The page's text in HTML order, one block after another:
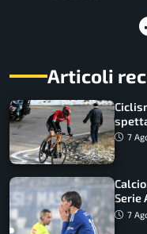
Articoli
come
7
Serie
7